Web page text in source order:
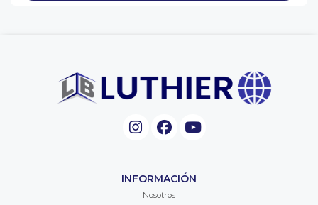
INFORMACIÓN
Nosotros